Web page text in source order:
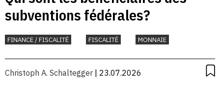
subventions fédérales?
FINANCE / FISCALITÉ FISCALITÉ MONNAIE
Christoph A. Schaltegger | 23.07.2026